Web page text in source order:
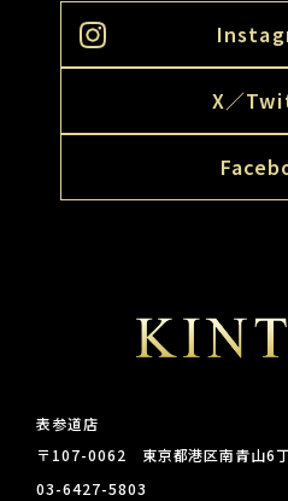
X／
表参道店
〒107-0062 東京都港区南青山6
03-6427-5803